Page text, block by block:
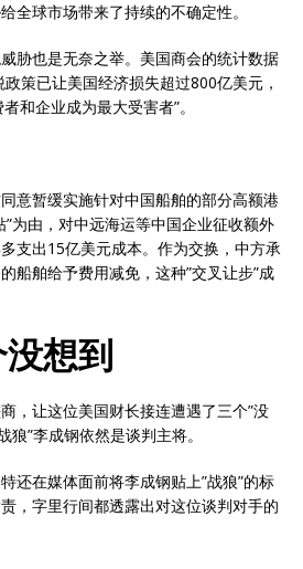
全球市场带来了持续的不确定性。
胁也是无奈之举。美国商会的统计数据
策已让美国经济损失超过800亿美元，
和企业成为最大受害者”。
意暂缓实施针对中国船舶的部分高额港
”为由，对中远海运等中国企业征收额外
支出15亿美元成本。作为交换，中方承
船舶给予费用减免，这种”交叉让步”成
想到
，让这位美国财长接连遭遇了三个”没
狼”李成钢依然是谈判主将。
还在媒体面前将李成钢贴上”战狼”的标
，字里行间都透露出对这位谈判对手的